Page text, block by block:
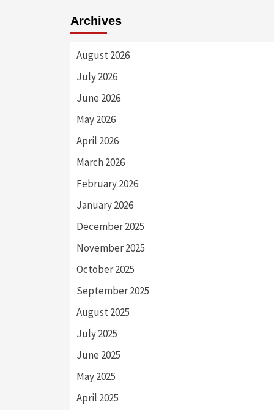
Archives
August 2026
July 2026
June 2026
May 2026
April 2026
March 2026
February 2026
January 2026
December 2025
November 2025
October 2025
September 2025
August 2025
July 2025
June 2025
May 2025
April 2025